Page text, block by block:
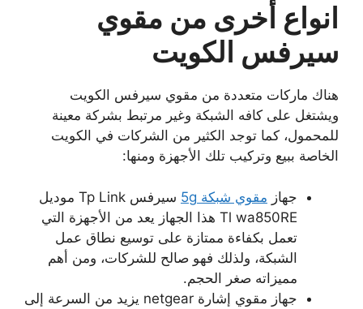
انواع أخرى من مقوي
سيرفس الكويت
هناك ماركات متعددة من مقوي سيرفس الكويت
ويشتغل على كافه الشبكة وغير مرتبط بشركة معينة
للمحمول، كما توجد الكثير من الشركات في الكويت
الخاصة ببيع وتركيب تلك الأجهزة ومنها:
جهاز مقوي شبكة 5g
سيرفس Tp Link موديل
Tl wa850RE هذا الجهاز يعد من الأجهزة التي
تعمل بكفاءة ممتازة على توسيع نطاق عمل
الشبكة، ولذلك فهو صالح للشركات، ومن أهم
مميزاته صغر الحجم.
جهاز مقوي إشارة netgear يزيد من السرعة إلى